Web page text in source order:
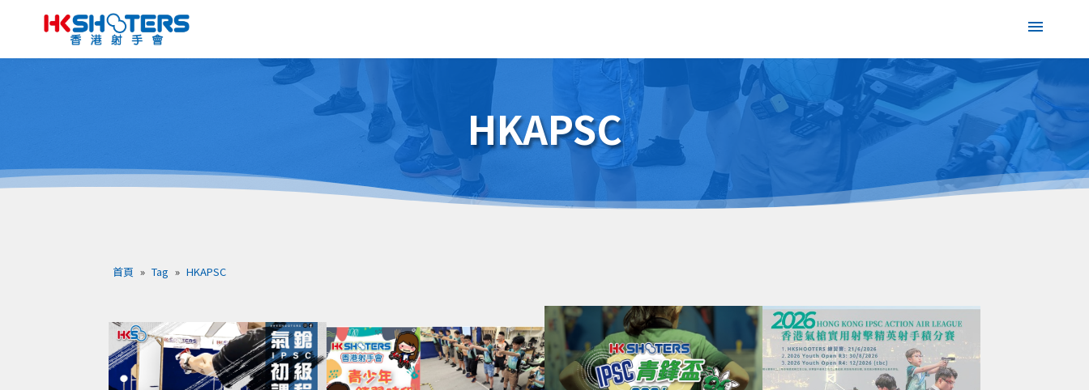
HKAPSC
首頁 » Tag » HKAPSC